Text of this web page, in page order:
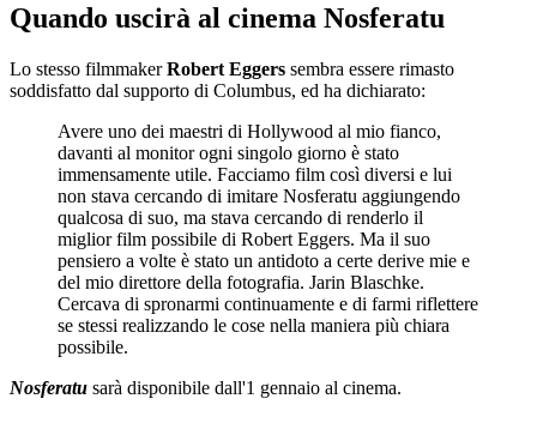
Quando uscirà al cinema Nosferatu
Lo stesso filmmakerRobert Eggers sembra essere rimasto
soddisfatto dal supporto di Columbus, ed ha dichiarato:
Avere uno dei maestri di Hollywood al mio fianco,
davanti al monitor ogni singolo giorno è stato
immensamente utile. Facciamo film così diversi e lui
non stava cercando di imitare Nosferatu aggiungendo
qualcosa di suo, ma stava cercando di renderlo il
miglior film possibile di Robert Eggers. Ma il suo
pensiero a volte è stato un antidoto a certe derive mie e
del mio direttore della fotografia. Jarin Blaschke.
Cercava di spronarmi continuamente e di farmi riflettere
se stessi realizzando le cose nella maniera più chiara
possibile.
Nosferatu sarà disponibile dall'1 gennaio al cinema.